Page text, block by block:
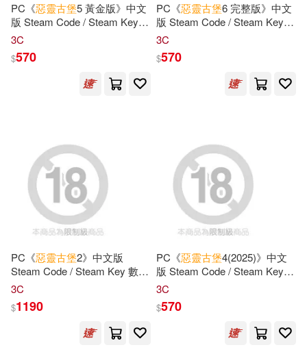
PC《惡靈古堡5 黃金版》中文
版 Steam Code / Steam Key
數位下載版 ⚘ 台灣代理版
3C
$570
PC《惡靈古堡6 完整版》中文
版 Steam Code / Steam Key
數位下載版 ⚘ 台灣代理版
3C
$570
PC《惡靈古堡2》中文版
Steam Code / Steam Key 數位
下載版 ⚘ 台灣代理版
3C
$1190
PC《惡靈古堡4(2025)》中文
版 Steam Code / Steam Key
數位下載版 ⚘ 台灣代理版
3C
$570